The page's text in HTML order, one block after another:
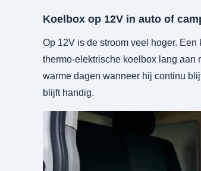
Koelbox op 12V in auto of
Op 12V is de stroom veel hoger.
thermo-elektrische koelbox lang aan
warme dagen wanneer hij continu
blijft handig.